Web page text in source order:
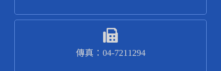
傳真：04-7211294